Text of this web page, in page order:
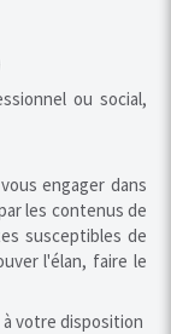
ou social,
engager dans
les contenus de
susceptibles de
l'élan, faire le
votre disposition